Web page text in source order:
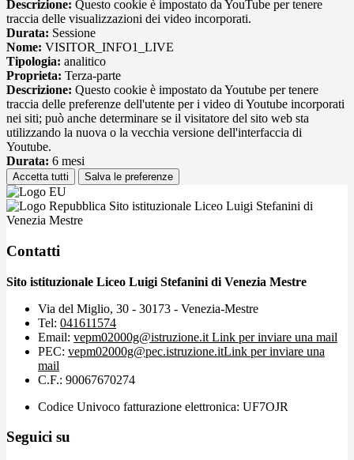
Descrizione: Questo cookie è impostato da YouTube per tenere
traccia delle visualizzazioni dei video incorporati.
Durata: Sessione
Nome: VISITOR_INFO1_LIVE
Tipologia: analitico
Proprieta: Terza-parte
Descrizione: Questo cookie è impostato da Youtube per tenere
traccia delle preferenze dell'utente per i video di Youtube incorporati
nei siti; può anche determinare se il visitatore del sito web sta
utilizzando la nuova o la vecchia versione dell'interfaccia di
Youtube.
Durata: 6 mesi
Accetta tutti Salva le preferenze
Sito istituzionale Liceo Luigi Stefanini di
Venezia Mestre
Contatti
Sito istituzionale Liceo Luigi Stefanini di Venezia Mestre
Via del Miglio, 30 - 30173 - Venezia-Mestre
Tel: 041611574
Email: vepm02000g@istruzione.it Link per inviare una mail
PEC: vepm02000g@pec.istruzione.itLink per inviare una
mail
C.F.: 90067670274
Codice Univoco fatturazione elettronica: UF7OJR
Seguici su